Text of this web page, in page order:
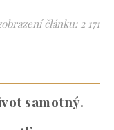
článku: 2 171
samotný.